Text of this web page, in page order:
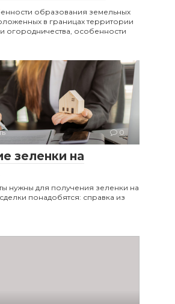
образования земельных
в границах территории
огородничества, особенности
0
зеленки на
нужны для получения зеленки на
понадобятся: справка из